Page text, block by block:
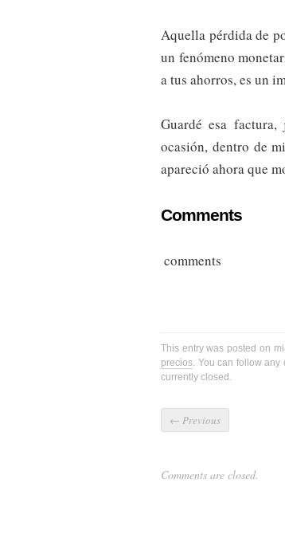
Aquella pérdida de
un fenómeno
a tus ahorros, es un
Guardé esa
ocasión, dentro de mi
apareció ahora que
Comments
comments
This entry was posted on
precios. You can follow any
currently closed.
← Previous
Comments are closed.